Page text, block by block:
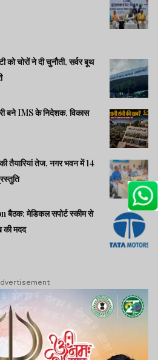
को चोरों ने दी चुनौती, सर्वर बूथ
बने IMS के निदेशक, विकास
तैयारियां तेज, नगर भवन में 14
मेडिकल सपोर्ट स्कीम से
की मदद